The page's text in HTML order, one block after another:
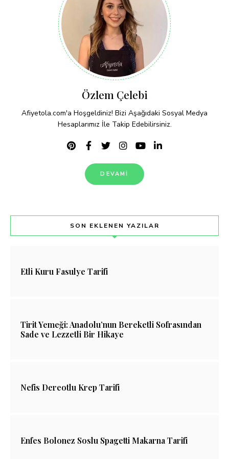
Özlem Çelebi
Afiyetola.com'a Hoşgeldiniz! Bizi Aşağıdaki Sosyal Medya
Hesaplarımız İle Takip Edebilirsiniz.
DEVAMI
SON EKLENEN YAZILAR
Etli Kuru Fasulye Tarifi
Tirit Yemeği: Anadolu’nun Bereketli Sofrasından
Sade ve Lezzetli Bir Hikaye
Nefis Dereotlu Krep Tarifi
Enfes Bolonez Soslu Spagetti Makarna Tarifi